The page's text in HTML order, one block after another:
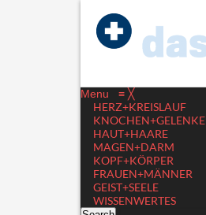
Menu ≡ ╳
HERZ+KREISLAUF
KNOCHEN+GELENKE
HAUT+HAARE
MAGEN+DARM
KOPF+KÖRPER
FRAUEN+MÄNNER
GEIST+SEELE
WISSENWERTES